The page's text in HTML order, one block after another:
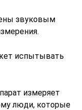
звуковым
испытывать
измеряет
люди, которые